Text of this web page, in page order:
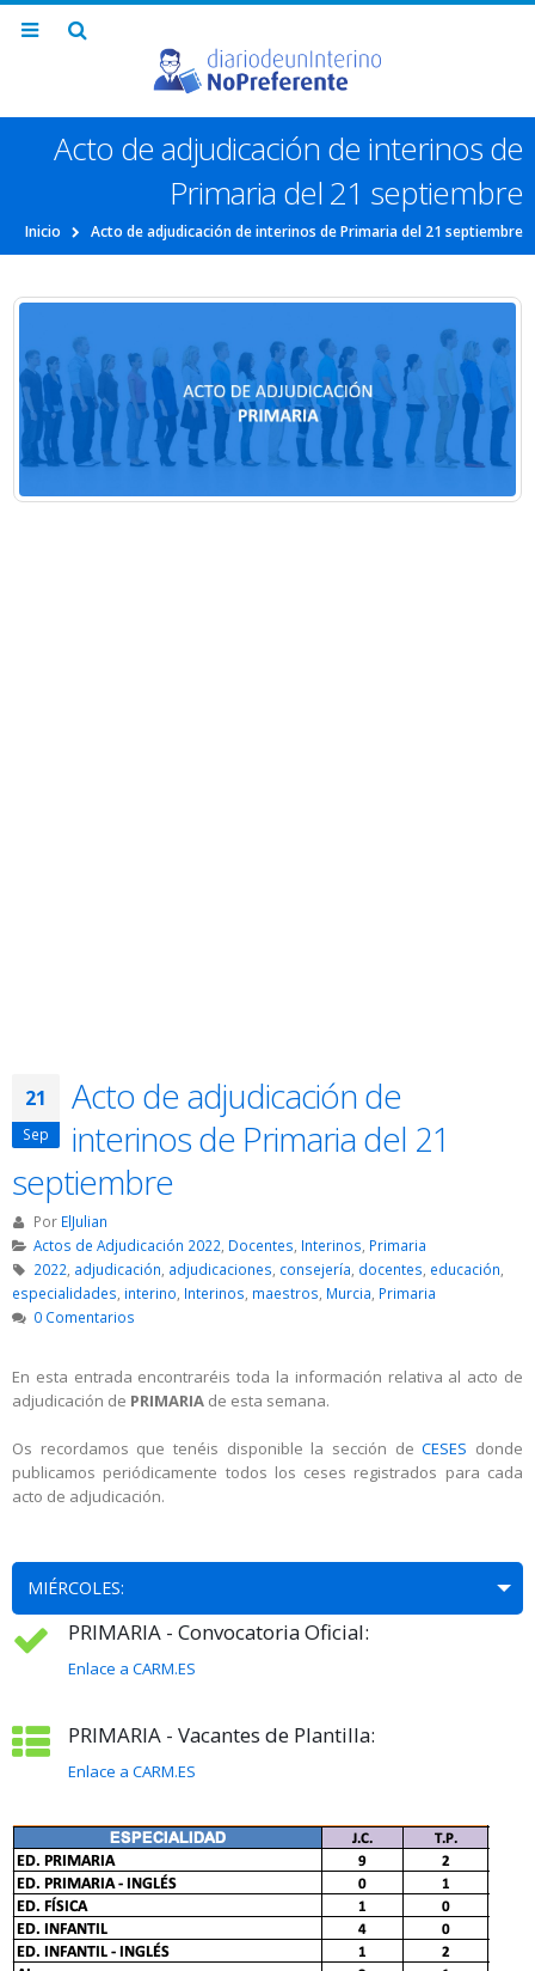
Acto de adjudicación de interinos de
Primaria del 21 septiembre
Inicio Acto de adjudicación de interinos de Primaria del 21 septiembre
21
Sep
Acto de adjudicación de
interinos de Primaria del 21
septiembre
Por ElJulian
Actos de Adjudicación 2022 Docentes Interinos Primaria
2022, adjudicación, adjudicaciones, consejería, docentes, educación,
especialidades, interino, Interinos, maestros, Murcia, Primaria
0 Comentarios
En esta entrada encontraréis toda la información relativa al acto de
adjudicación de PRIMARIA de esta semana.
Os recordamos que tenéis disponible la sección deCESES donde
publicamos periódicamente todos los ceses registrados para cada
acto de adjudicación.
MIÉRCOLES:
PRIMARIA - Convocatoria Oficial:
Enlace a CARM.ES
PRIMARIA - Vacantes de Plantilla:
Enlace a CARM.ES